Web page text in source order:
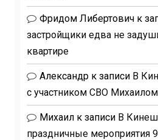
Фридом Либертович к
застройщики едва не
квартире
Александр к записи В
с участником СВО
Михаил к записи В
праздничные мероприятия